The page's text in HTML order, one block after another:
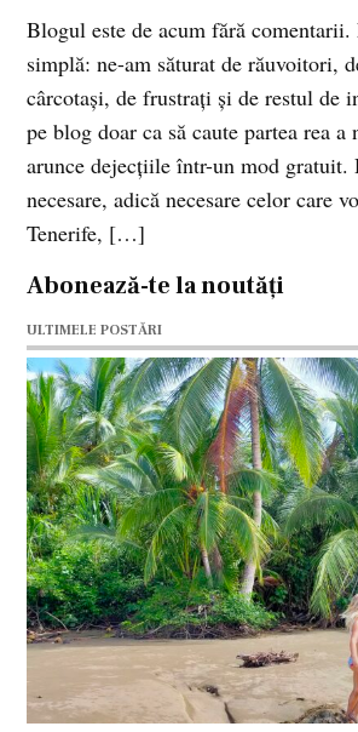
Blogul este de acum fără
simplă: ne-am săturat de răuvoitori,
cârcotaşi, de frustraţi şi de restul de
pe blog doar ca să caute partea rea a
arunce dejecţiile într-un mod
necesare, adică necesare celor care
Tenerife, […]
Abonează-te la noutăți
ULTIMELE POSTĂRI